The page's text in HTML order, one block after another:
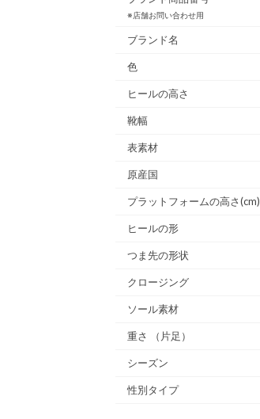
※店舗お問い合わせ用
ブランド名
色
ヒールの高さ
靴幅
表素材
原産国
プラットフォームの高さ(cm)
ヒールの形
つま先の形状
クロージング
ソール素材
重さ （片足）
シーズン
性別タイプ